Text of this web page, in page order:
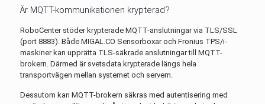
Är MQTT-kommunikationen krypterad?
RoboCenter stöder krypterade MQTT-anslutningar via TLS/SSL
(port 8883). Både MIGAL.CO Sensorboxar och Fronius TPS/i-
maskiner kan upprätta TLS-säkrade anslutningar till MQTT-
brokern. Därmed är svetsdata krypterade längs hela
transportvägen mellan systemet och servern.
Dessutom kan MQTT-brokern säkras med autentisering med